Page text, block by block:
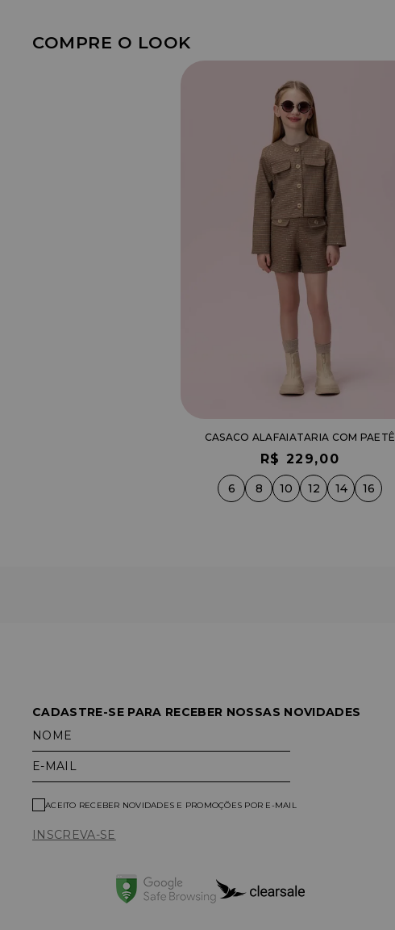
COMPRE O LOOK
CASACO ALAFAIATARIA COM PAETÊ
R$ 229,00
6 8 10 12 14 16
CADASTRE-SE PARA RECEBER NOSSAS NOVIDADES
NOME
E-MAIL
INSCREVA-SE
ACEITO RECEBER NOVIDADES E PROMOÇÕES POR E-MAIL